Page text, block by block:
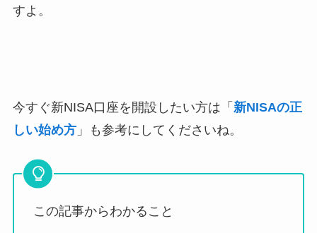
すよ。
今すぐ新NISA口座を開設したい方は「 新NISAの正
しい始め方」も参考にしてくださいね。
この記事からわかること